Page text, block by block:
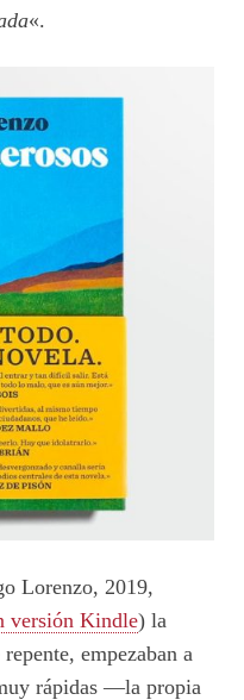
«.
Lorenzo, 2019,
versión Kindle) la
empezaban a
rápidas —la propia